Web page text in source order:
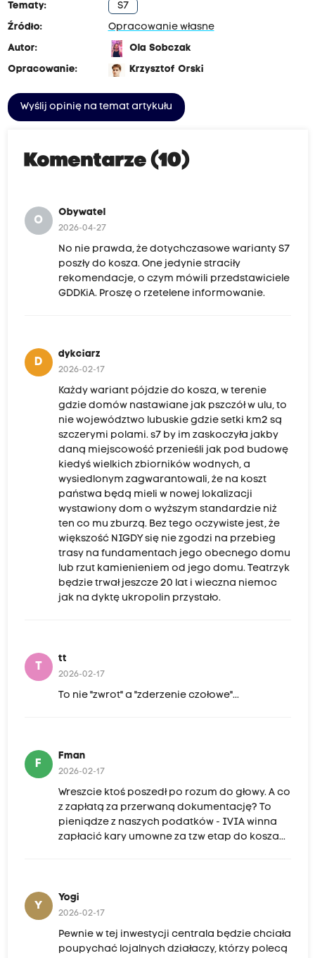
Tematy:
S7
Źródło:
Opracowanie własne
Autor:
Ola Sobczak
Opracowanie:
Krzysztof Orski
Wyślij opinię na temat artykułu
Komentarze (10)
O
Obywatel
2026-04-27
No nie prawda, że dotychczasowe warianty S7
poszły do kosza. One jedynie straciły
rekomendacje, o czym mówili przedstawiciele
GDDKiA. Proszę o rzetelene informowanie.
D
dykciarz
2026-02-17
Każdy wariant pójdzie do kosza, w terenie
gdzie domów nastawiane jak pszczół w ulu, to
nie województwo lubuskie gdzie setki km2 są
szczerymi polami. s7 by im zaskoczyła jakby
daną miejscowość przenieśli jak pod budowę
kiedyś wielkich zbiorników wodnych, a
wysiedlonym zagwarantowali, że na koszt
państwa będą mieli w nowej lokalizacji
wystawiony dom o wyższym standardzie niż
ten co mu zburzą. Bez tego oczywiste jest, że
większość NIGDY się nie zgodzi na przebieg
trasy na fundamentach jego obecnego domu
lub rzut kamienieniem od jego domu. Teatrzyk
będzie trwał jeszcze 20 lat i wieczna niemoc
jak na dyktę ukropolin przystało.
T
tt
2026-02-17
To nie "zwrot" a "zderzenie czołowe"...
F
Fman
2026-02-17
Wreszcie ktoś poszedł po rozum do głowy. A co
z zapłatą za przerwaną dokumentację? To
pieniądze z naszych podatków - IVIA winna
zapłacić kary umowne za tzw etap do kosza...
Y
Yogi
2026-02-17
Pewnie w tej inwestycji centrala będzie chciała
poupychać lojalnych działaczy, którzy polecą